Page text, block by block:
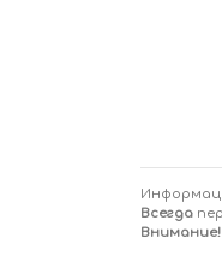
Всегда
Внимание!